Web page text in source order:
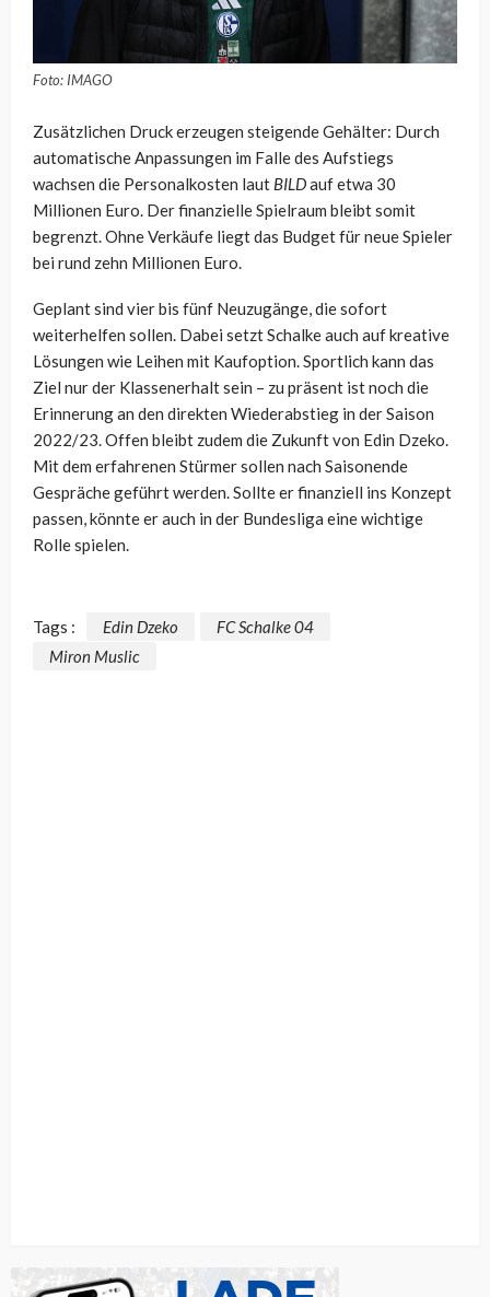
Foto: IMAGO
Zusätzlichen Druck erzeugen steigende Gehälter: Durch
automatische Anpassungen im Falle des Aufstiegs
wachsen die Personalkosten laut BILDauf etwa 30
Millionen Euro. Der finanzielle Spielraum bleibt somit
begrenzt. Ohne Verkäufe liegt das Budget für neue Spieler
bei rund zehn Millionen Euro.
Geplant sind vier bis fünf Neuzugänge, die sofort
weiterhelfen sollen. Dabei setzt Schalke auch auf kreative
Lösungen wie Leihen mit Kaufoption. Sportlich kann das
Ziel nur der Klassenerhalt sein – zu präsent ist noch die
Erinnerung an den direkten Wiederabstieg in der Saison
2022/23. Offen bleibt zudem die Zukunft von Edin Dzeko.
Mit dem erfahrenen Stürmer sollen nach Saisonende
Gespräche geführt werden. Sollte er finanziell ins Konzept
passen, könnte er auch in der Bundesliga eine wichtige
Rolle spielen.
Tags : Edin Dzeko
FC Schalke 04
Miron Muslic